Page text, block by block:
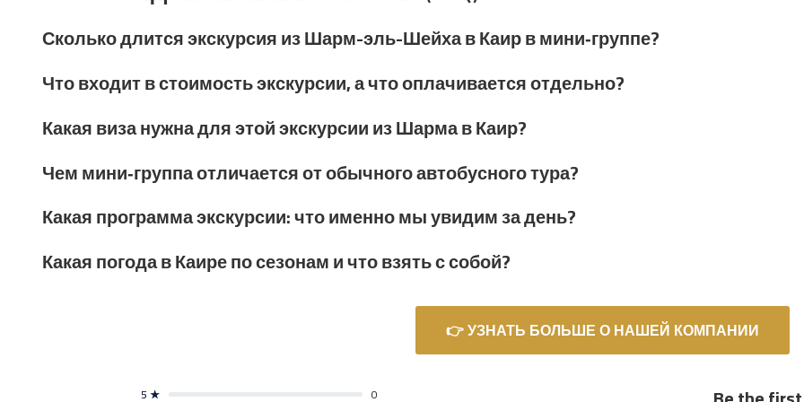
Сколько длится экскурсия из Шарм-эль-Шейха в Каир в мини‑группе?
Что входит в стоимость экскурсии, а что оплачивается отдельно?
Какая виза нужна для этой экскурсии из Шарма в Каир?
Чем мини‑группа отличается от обычного автобусного тура?
Какая программа экскурсии: что именно мы увидим за день?
Какая погода в Каире по сезонам и что взять с собой?
👉 УЗНАТЬ БОЛЬШЕ О НАШЕЙ КОМПАНИИ
5 ★
0